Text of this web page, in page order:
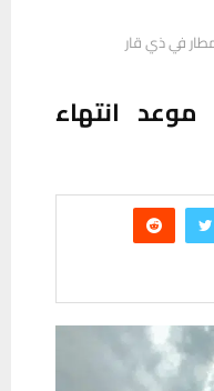
في ذي قار
انتهاء